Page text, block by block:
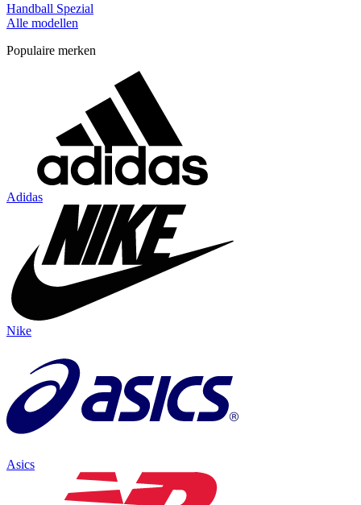
Handball Spezial
Alle modellen
Populaire merken
Adidas
Nike
Asics